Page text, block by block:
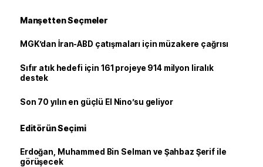
Manşetten Seçmeler
MGK’dan İran-ABD çatışmaları için müzakere çağrısı
Sıfır atık hedefi için 161 projeye 914 milyon liralık
destek
Son 70 yılın en güçlü El Nino’su geliyor
Editörün Seçimi
Erdoğan, Muhammed Bin Selman ve Şahbaz Şerif ile
görüşecek